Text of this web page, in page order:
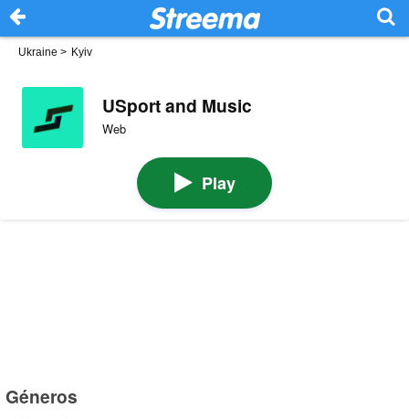
Ukraine > Kyiv
USport and Music
Web
Play
Géneros